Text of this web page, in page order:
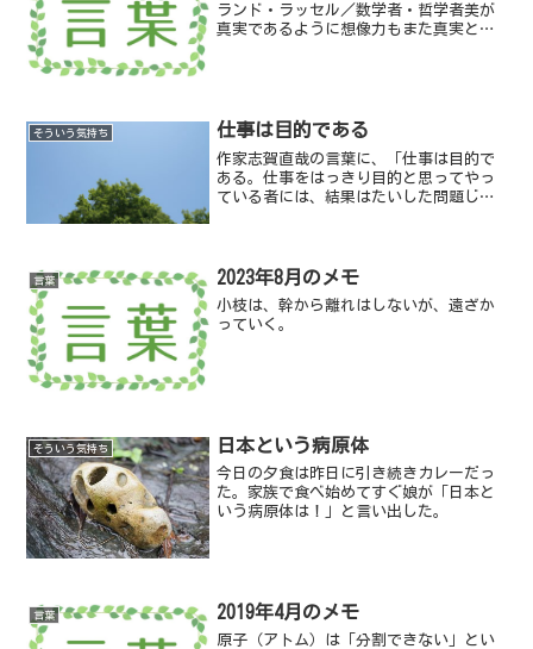
ランド・ラッセル／数学者・哲学者美が
真実であるように想像力もまた真実とい
そういう気持ち 仕事は目的である
作家志賀直哉の言葉に、「仕事は目的で
ある。仕事をはっきり目的と思ってやっ
ている者には、結果はたいした問題じゃ
言葉 2023年8月のメモ
小枝は、幹から離れはしないが、遠ざか
っていく。
そういう気持ち 日本という病原体
今日の夕食は昨日に引き続きカレーだっ
た。家族で食べ始めてすぐ娘が「日本と
いう病原体は！」と言い出した。
言葉 2019年4月のメモ
原子（アトム）は「分割できない」とい